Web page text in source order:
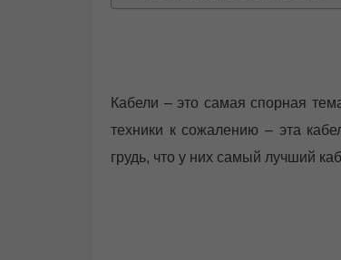
Кабели – это самая спорная
техники к сожалению – эта
грудь, что у них самый лучший